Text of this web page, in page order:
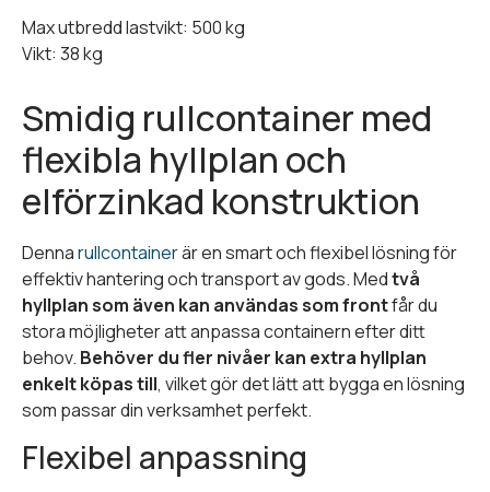
Max utbredd lastvikt: 500 kg
Vikt: 38 kg
Smidig rullcontainer med
flexibla hyllplan och
elförzinkad konstruktion
Dennarullcontainerär en smart och flexibel lösning för
effektiv hantering och transport av gods. Medtvå
hyllplan som även kan användas som frontfår du
stora möjligheter att anpassa containern efter ditt
behov. Behöver du fler nivåer kan extra hyllplan
enkelt köpas till, vilket gör det lätt att bygga en lösning
som passar din verksamhet perfekt.
Flexibel anpassning